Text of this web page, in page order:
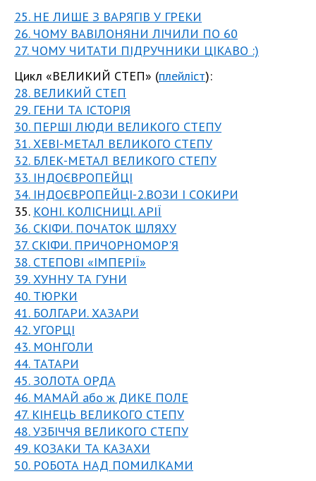
25. НЕ ЛИШЕ З ВАРЯГІВ У ГРЕКИ
26. ЧОМУ ВАВІЛОНЯНИ ЛІЧИЛИ ПО 60
27. ЧОМУ ЧИТАТИ ПІДРУЧНИКИ ЦІКАВО :)
Цикл «ВЕЛИКИЙ СТЕП» (плейліст):
28. ВЕЛИКИЙ СТЕП
29. ГЕНИ ТА ІСТОРІЯ
30. ПЕРШІ ЛЮДИ ВЕЛИКОГО СТЕПУ
31. ХЕВІ-МЕТАЛ ВЕЛИКОГО СТЕПУ
32. БЛЕК-МЕТАЛ ВЕЛИКОГО СТЕПУ
33. ІНДОЄВРОПЕЙЦІ
34. ІНДОЄВРОПЕЙЦІ-2.ВОЗИ І СОКИРИ
35. КОНІ. КОЛІСНИЦІ. АРІЇ
36. СКІФИ. ПОЧАТОК ШЛЯХУ
37. СКІФИ. ПРИЧОРНОМОР'Я
38. СТЕПОВІ «ІМПЕРІЇ»
39. ХУННУ ТА ГУНИ
40. ТЮРКИ
41. БОЛГАРИ. ХАЗАРИ
42. УГОРЦІ
43. МОНГОЛИ
44. ТАТАРИ
45. ЗОЛОТА ОРДА
46. МАМАЙ або ж ДИКЕ ПОЛЕ
47. КІНЕЦЬ ВЕЛИКОГО СТЕПУ
48. УЗБІЧЧЯ ВЕЛИКОГО СТЕПУ
49. КОЗАКИ ТА КАЗАХИ
50. РОБОТА НАД ПОМИЛКАМИ